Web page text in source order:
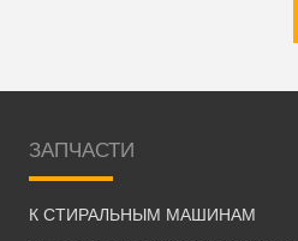
ЗАПЧАСТИ
К СТИРАЛЬНЫМ МАШИНАМ